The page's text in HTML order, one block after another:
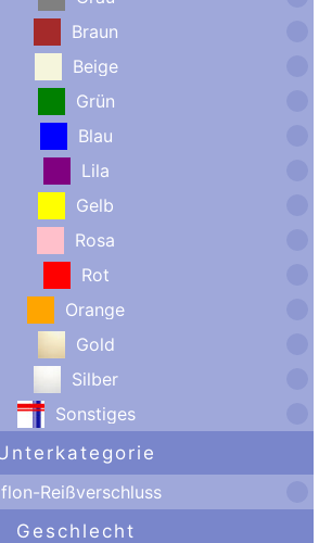
Braun
Beige
Grün
Blau
Lila
Gelb
Rosa
Rot
Orange
Gold
Silber
Sonstiges
Reißverschluss
Geschlecht